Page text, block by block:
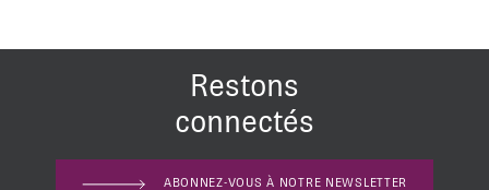
Restons
connectés
ABONNEZ-VOUS À NOTRE NEWSLETTER